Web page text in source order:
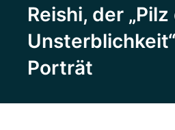
Reishi, der
Porträt